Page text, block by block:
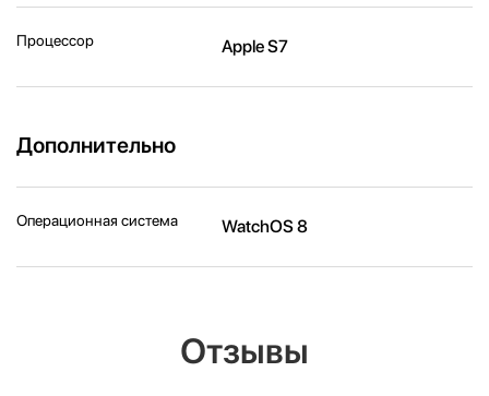
Процессор Apple S7
Дополнительно
Операционная система WatchOS 8
Отзывы